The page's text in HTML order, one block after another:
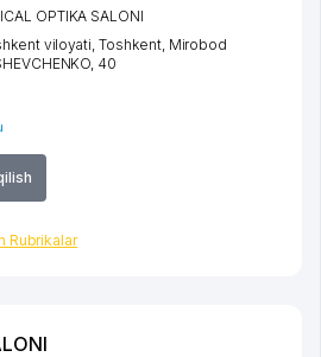
Rubrikalar
OPTIKA SALONI
viloyati,Toshkent, Mirobod
, 40